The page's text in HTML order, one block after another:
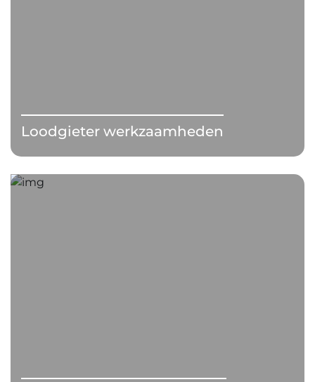
Loodgieter werkzaamheden